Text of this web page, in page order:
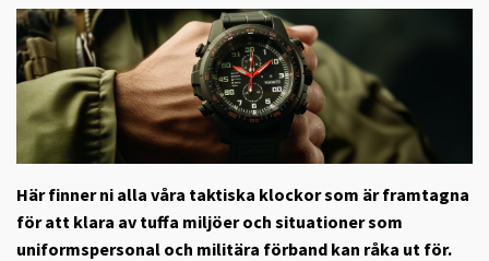
Här finner ni alla våra taktiska klockor som är framtagna
för att klara av tuffa miljöer och situationer som
uniformspersonal och militära förband kan råka ut för.